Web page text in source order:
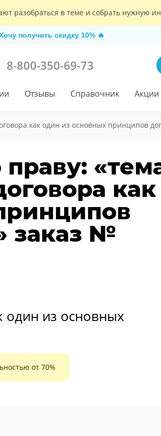
разобраться в теме и собрать
получить скидку 10% 🔥
8-800-350-69-73
Отзывы Справочник Акции
как один из основных принципов
как
заказ №
один из основных
от 70%